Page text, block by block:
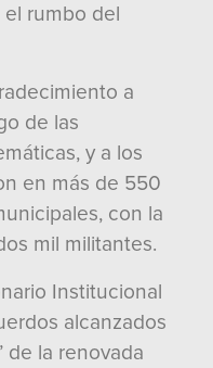
rumbo del
a
de las
y a los
en más de 550
con la
mil militantes.
Institucional
alcanzados
de la renovada